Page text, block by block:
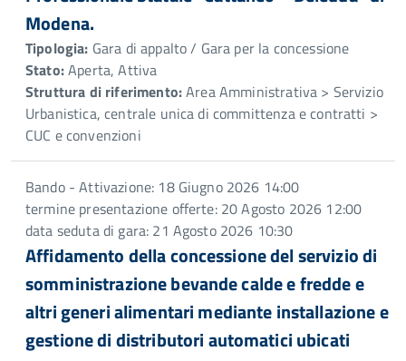
Modena.
Tipologia: Gara di appalto / Gara per la concessione
Stato:Aperta, Attiva
Struttura di riferimento:Area Amministrativa > Servizio
Urbanistica, centrale unica di committenza e contratti >
CUC e convenzioni
Bando - Attivazione: 18 Giugno 2026 14:00
termine presentazione offerte: 20 Agosto 2026 12:00
data seduta di gara: 21 Agosto 2026 10:30
Affidamento della concessione del servizio di
somministrazione bevande calde e fredde e
altri generi alimentari mediante installazione e
gestione di distributori automatici ubicati